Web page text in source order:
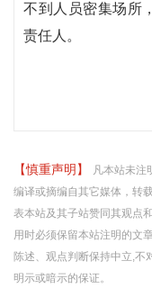
不到人员密集场所
责任人。
【慎重声明】
凡本站未注
编译或摘编自其它媒体，转
表本站及其子站赞同其观点
用时必须保留本站注明的文
陈述、观点判断保持中立,不
明示或暗示的保证。